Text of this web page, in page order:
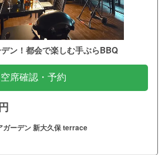
ン！都会で楽しむ手ぶらBBQ
空席確認・予約
ガーデン 新大久保 terrace